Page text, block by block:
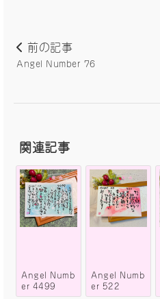
前の記事
Angel Number 76
関連記事
Angel Numb
er 4499
Angel Numb
er 522